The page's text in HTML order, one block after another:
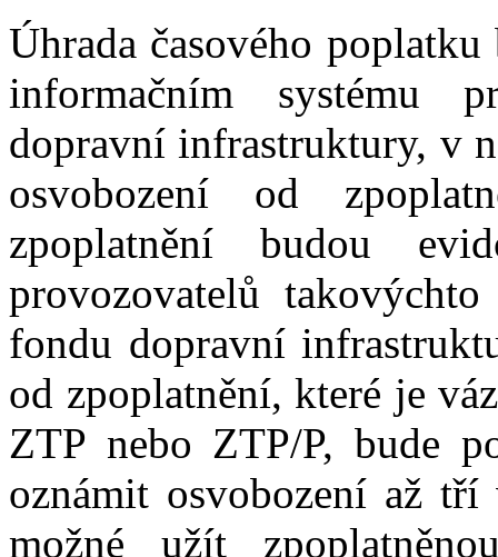
Úhrada časového
informačním systému
dopravní infrastruktury, v
osvobození od
zpoplatnění budou
provozovatelů
fondu dopravní
od zpoplatnění, které je
ZTP nebo ZTP/P, bude
oznámit osvobození až tří
možné užít